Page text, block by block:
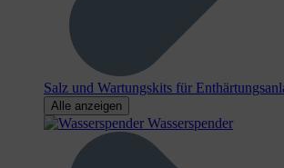
Salz und Wartungskits für
Alle anzeigen
Wasserspender